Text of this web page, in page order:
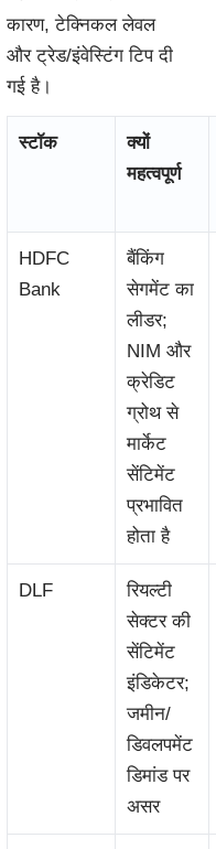
कारण, टेक्निकल लेवल
और ट्रेड/इंवेस्टिंग टिप दी
गई है।
स्टॉक
क्यों
महत्वपूर्ण
HDFC
Bank
बैंकिंग
सेगमेंट का
लीडर;
NIM और
क्रेडिट
ग्रोथ से
मार्केट
सेंटिमेंट
प्रभावित
होता है
DLF
रियल्टी
सेक्टर की
सेंटिमेंट
इंडिकेटर;
जमीन/
डिवलपमेंट
डिमांड पर
असर